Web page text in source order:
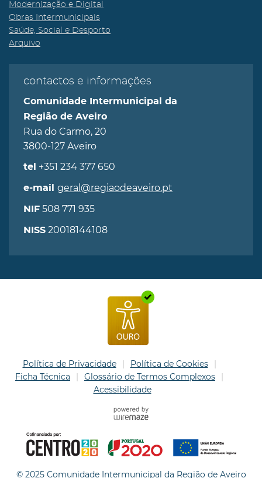
Modernização e Digital
Obras Intermunicipais
Saúde, Social e Desporto
Arquivo
contactos e informações
Comunidade Intermunicipal da
Região de Aveiro
Rua do Carmo, 20
3800-127 Aveiro
tel +351 234 377 650
e-mail geral@regiaodeaveiro.pt
NIF 508 771 935
NISS 20018144108
Política de Privacidade
Política de Cookies
Ficha Técnica
Glossário de Termos Complexos
Acessibilidade
© 2025 Comunidade Intermunicipal da Região de Aveiro